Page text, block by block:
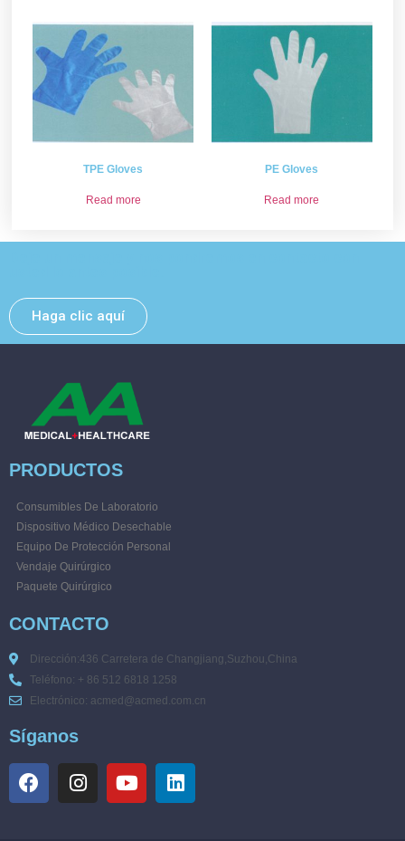
TPE Gloves
Read more
PE Gloves
Read more
Haga clic aquí
PRODUCTOS
Consumibles De Laboratorio
Dispositivo Médico Desechable
Equipo De Protección Personal
Vendaje Quirúrgico
Paquete Quirúrgico
CONTACTO
Dirección:436 Carretera de Changjiang,Suzhou,China
Teléfono: + 86 512 6818 1258
Electrónico: acmed@acmed.com.cn
Síganos